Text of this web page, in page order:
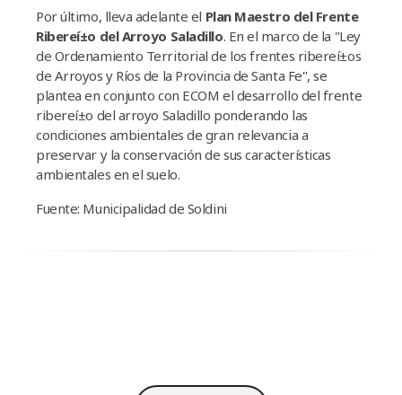
Por último, lleva adelante el Plan Maestro del Frente
Ribereí±o del Arroyo Saladillo. En el marco de la "Ley
de Ordenamiento Territorial de los frentes ribereí±os
de Arroyos y Rí­os de la Provincia de Santa Fe", se
plantea en conjunto con ECOM el desarrollo del frente
ribereí±o del arroyo Saladillo ponderando las
condiciones ambientales de gran relevancia a
preservar y la conservación de sus caracterí­sticas
ambientales en el suelo.
Fuente: Municipalidad de Soldini